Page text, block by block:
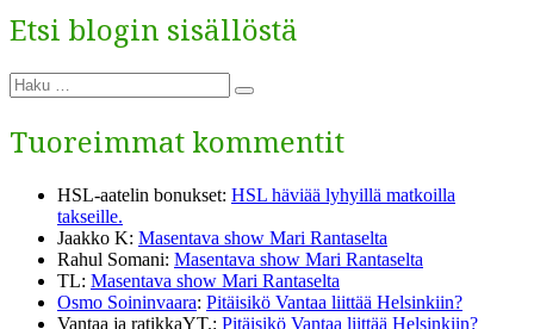
Etsi blogin sisällöstä
Etsi:
Haku
Tuoreimmat kommentit
HSL-aatelin bonukset: HSL häviää lyhyillä matkoilla
takseille.
Jaakko K: Masentava show Mari Rantaselta
Rahul Somani: Masentava show Mari Rantaselta
TL: Masentava show Mari Rantaselta
Osmo Soininvaara: Pitäisikö Vantaa liittää Helsinkiin?
Vantaa ja ratikkaYT.: Pitäisikö Vantaa liittää Helsinkiin?